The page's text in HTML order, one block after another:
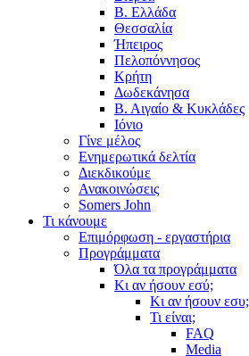
Β. Ελλάδα
Θεσσαλία
Ήπειρος
Πελοπόννησος
Κρήτη
Δωδεκάνησα
Β. Αιγαίο & Κυκλάδες
Ιόνιο
Γίνε μέλος
Ενημερωτικά δελτία
Διεκδικούμε
Ανακοινώσεις
Somers John
Τι κάνουμε
Επιμόρφωση - εργαστήρια
Προγράμματα
Όλα τα προγράμματα
Κι αν ήσουν εσύ;
Κι αν ήσουν εσυ;
Τι είναι;
FAQ
Media